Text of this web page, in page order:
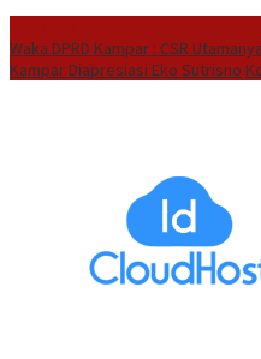
Waka DPRD Kampar : CSR
Kampar Diapresiasi Eko Sutrisno